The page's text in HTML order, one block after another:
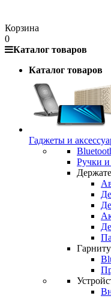
Корзина
0
Каталог товаров
Каталог товаров
Гаджеты и
Ручки